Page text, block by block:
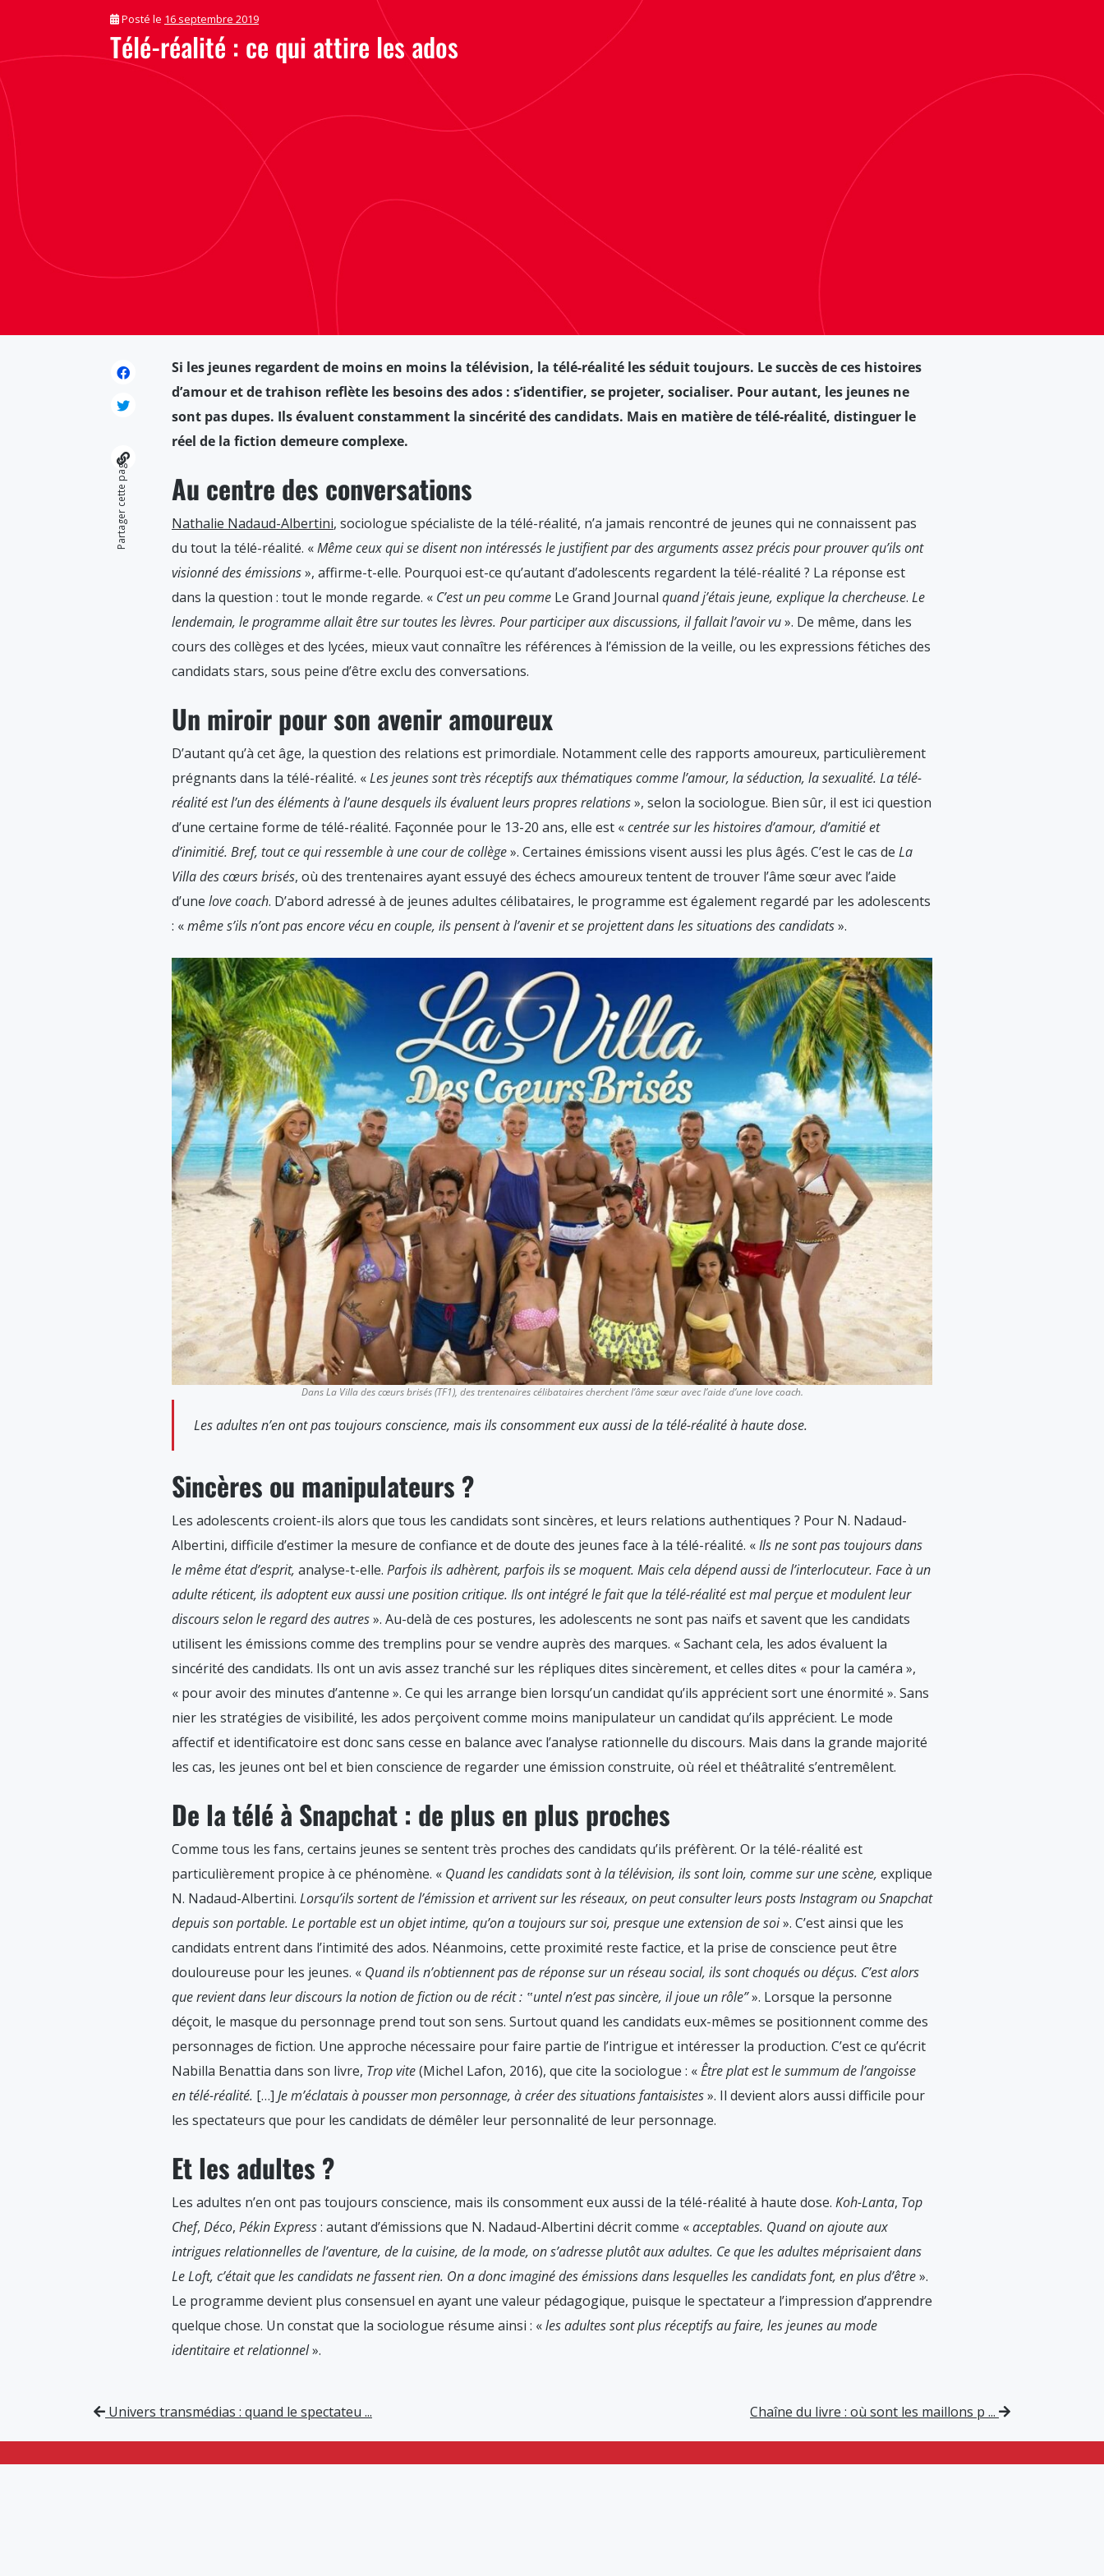
Posté le 16 septembre 2019
Télé-réalité : ce qui attire les ados
Partager cette page
Si les jeunes regardent de moins en moins la télévision, la télé-réalité les séduit toujours. Le succès de ces histoires
d’amour et de trahison reflète les besoins des ados : s’identifier, se projeter, socialiser. Pour autant, les jeunes ne
sont pas dupes. Ils évaluent constamment la sincérité des candidats. Mais en matière de télé-réalité, distinguer le
réel de la fiction demeure complexe.
Au centre des conversations
Nathalie Nadaud-Albertini, sociologue spécialiste de la télé-réalité, n’a jamais rencontré de jeunes qui ne connaissent pas
du tout la télé-réalité. «Même ceux qui se disent non intéressés le justifient par des arguments assez précis pour prouver qu’ils ont
visionné des émissions», affirme-t-elle. Pourquoi est-ce qu’autant d’adolescents regardent la télé-réalité ? La réponse est
dans la question : tout le monde regarde. « C’est un peu comme Le Grand Journal quand j’étais jeune, explique la chercheuse. Le
lendemain, le programme allait être sur toutes les lèvres. Pour participer aux discussions, il fallait l’avoir vu». De même, dans les
cours des collèges et des lycées, mieux vaut connaître les références à l’émission de la veille, ou les expressions fétiches des
candidats stars, sous peine d’être exclu des conversations.
Un miroir pour son avenir amoureux
D’autant qu’à cet âge, la question des relations est primordiale. Notamment celle des rapports amoureux, particulièrement
prégnants dans la télé-réalité. «Les jeunes sont très réceptifs aux thématiques comme l’amour, la séduction, la sexualité. La télé-
réalité est l’un des éléments à l’aune desquels ils évaluent leurs propres relations», selon la sociologue. Bien sûr, il est ici question
d’une certaine forme de télé-réalité. Façonnée pour le 13-20 ans, elle est «centrée sur les histoires d’amour, d’amitié et
d’inimitié. Bref, tout ce qui ressemble à une cour de collège». Certaines émissions visent aussi les plus âgés. C’est le cas de La
Villa des cœurs brisés, où des trentenaires ayant essuyé des échecs amoureux tentent de trouver l’âme sœur avec l’aide
d’une love coach. D’abord adressé à de jeunes adultes célibataires, le programme est également regardé par les adolescents
: «même s’ils n’ont pas encore vécu en couple, ils pensent à l’avenir et se projettent dans les situations des candidats».
DansLa Villa des cœurs brisés(TF1), des trentenaires célibataires cherchent l’âme sœur avec l’aide d’unelove coach.
Les adultes n’en ont pas toujours conscience, mais ils consomment eux aussi de la télé-réalité à haute dose.
Sincères ou manipulateurs ?
Les adolescents croient-ils alors que tous les candidats sont sincères, et leurs relations authentiques ? Pour N. Nadaud-
Albertini, difficile d’estimer la mesure de confiance et de doute des jeunes face à la télé-réalité. «Ils ne sont pas toujours dans
le même état d’esprit, analyse-t-elle. Parfois ils adhèrent, parfois ils se moquent. Mais cela dépend aussi de l’interlocuteur. Face à un
adulte réticent, ils adoptent eux aussi une position critique. Ils ont intégré le fait que la télé-réalité est mal perçue et modulent leur
discours selon le regard des autres». Au-delà de ces postures, les adolescents ne sont pas naïfs et savent que les candidats
utilisent les émissions comme des tremplins pour se vendre auprès des marques. « Sachant cela, les ados évaluent la
sincérité des candidats. Ils ont un avis assez tranché sur les répliques dites sincèrement, et celles dites « pour la caméra »,
« pour avoir des minutes d’antenne ». Ce qui les arrange bien lorsqu’un candidat qu’ils apprécient sort une énormité ». Sans
nier les stratégies de visibilité, les ados perçoivent comme moins manipulateur un candidat qu’ils apprécient. Le mode
affectif et identificatoire est donc sans cesse en balance avec l’analyse rationnelle du discours. Mais dans la grande majorité
les cas, les jeunes ont bel et bien conscience de regarder une émission construite, où réel et théâtralité s’entremêlent.
De la télé à Snapchat : de plus en plus proches
Comme tous les fans, certains jeunes se sentent très proches des candidats qu’ils préfèrent. Or la télé-réalité est
particulièrement propice à ce phénomène. « Quand les candidats sont à la télévision, ils sont loin, comme sur une scène, explique
N. Nadaud-Albertini. Lorsqu’ils sortent de l’émission et arrivent sur les réseaux, on peut consulter leurs posts Instagram ou Snapchat
depuis son portable. Le portable est un objet intime, qu’on a toujours sur soi, presque une extension de soi». C’est ainsi que les
candidats entrent dans l’intimité des ados. Néanmoins, cette proximité reste factice, et la prise de conscience peut être
douloureuse pour les jeunes. « Quand ils n’obtiennent pas de réponse sur un réseau social, ils sont choqués ou déçus. C’est alors
que revient dans leur discours la notion de fiction ou de récit : ‟untel n’est pas sincère, il joue un rôle”». Lorsque la personne
déçoit, le masque du personnage prend tout son sens. Surtout quand les candidats eux-mêmes se positionnent comme des
personnages de fiction. Une approche nécessaire pour faire partie de l’intrigue et intéresser la production. C’est ce qu’écrit
Nabilla Benattia dans son livre, Trop vite(Michel Lafon, 2016), que cite la sociologue : «Être plat est le summum de l’angoisse
en télé-réalité. […] Je m’éclatais à pousser mon personnage, à créer des situations fantaisistes». Il devient alors aussi difficile pour
les spectateurs que pour les candidats de démêler leur personnalité de leur personnage.
Et les adultes ?
Les adultes n’en ont pas toujours conscience, mais ils consomment eux aussi de la télé-réalité à haute dose. Koh-Lanta, Top
Chef, Déco, Pékin Express: autant d’émissions que N. Nadaud-Albertini décrit comme «acceptables. Quand on ajoute aux
intrigues relationnelles de l’aventure, de la cuisine, de la mode, on s’adresse plutôt aux adultes. Ce que les adultes méprisaient dans
Le Loft, c’était que les candidats ne fassent rien. On a donc imaginé des émissions dans lesquelles les candidats font, en plus d’être».
Le programme devient plus consensuel en ayant une valeur pédagogique, puisque le spectateur a l’impression d’apprendre
quelque chose. Un constat que la sociologue résume ainsi : «les adultes sont plus réceptifs au faire, les jeunes au mode
identitaire et relationnel».
Univers transmédias : quand le spectateu ... Chaîne du livre : où sont les maillons p ...